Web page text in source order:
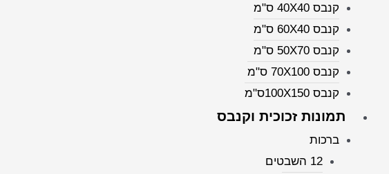
קנבס 40X40 ס"מ
קנבס 60X40 ס"מ
קנבס 50X70 ס"מ
קנבס 70X100 ס"מ
קנבס 100X150ס"מ
תמונות זכוכית וקנבס
ברכות
12 השבטים